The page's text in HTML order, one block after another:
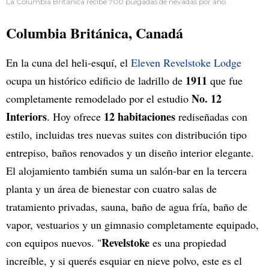
Columbia Británica, Canadá
En la cuna del heli-esquí, el Eleven Revelstoke Lodge
ocupa un histórico edificio de ladrillo de 1911 que fue
completamente remodelado por el estudio No. 12
Interiors. Hoy ofrece 12 habitaciones rediseñadas con
estilo, incluidas tres nuevas suites con distribución tipo
entrepiso, baños renovados y un diseño interior elegante.
El alojamiento también suma un salón-bar en la tercera
planta y un área de bienestar con cuatro salas de
tratamiento privadas, sauna, baño de agua fría, baño de
vapor, vestuarios y un gimnasio completamente equipado,
con equipos nuevos. "Revelstoke es una propiedad
increíble, y si querés esquiar en nieve polvo, este es el